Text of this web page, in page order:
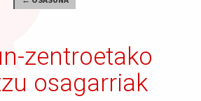
zentroetako
osagarriak